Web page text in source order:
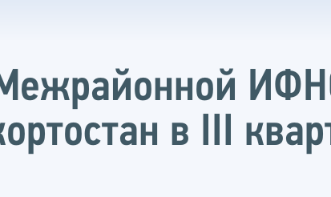
в III